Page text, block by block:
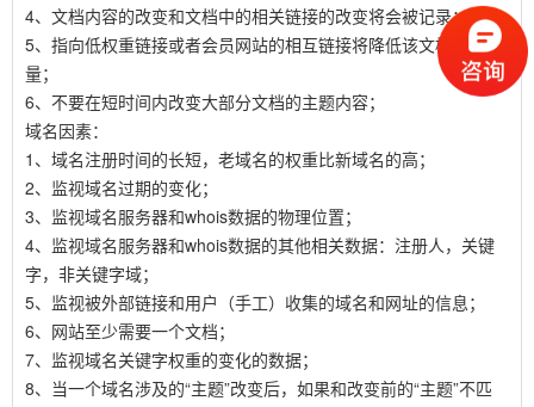
4、文档内容的改变和文档中的相关链接的改变将会被记录：
5、指向低权重链接或者会员网站的相互链接将降低该文档的质
量；
6、不要在短时间内改变大部分文档的主题内容；
域名因素：
1、域名注册时间的长短，老域名的权重比新域名的高；
2、监视域名过期的变化；
3、监视域名服务器和whois数据的物理位置；
4、监视域名服务器和whois数据的其他相关数据：注册人，关键
字，非关键字域；
5、监视被外部链接和用户（手工）收集的域名和网址的信息；
6、网站至少需要一个文档；
7、监视域名关键字权重的变化的数据；
8、当一个域名涉及的“主题”改变后，如果和改变前的“主题”不匹